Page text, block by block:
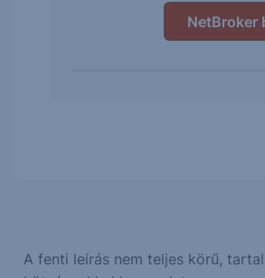
NetBroker
A fenti leírás nem teljes körű,